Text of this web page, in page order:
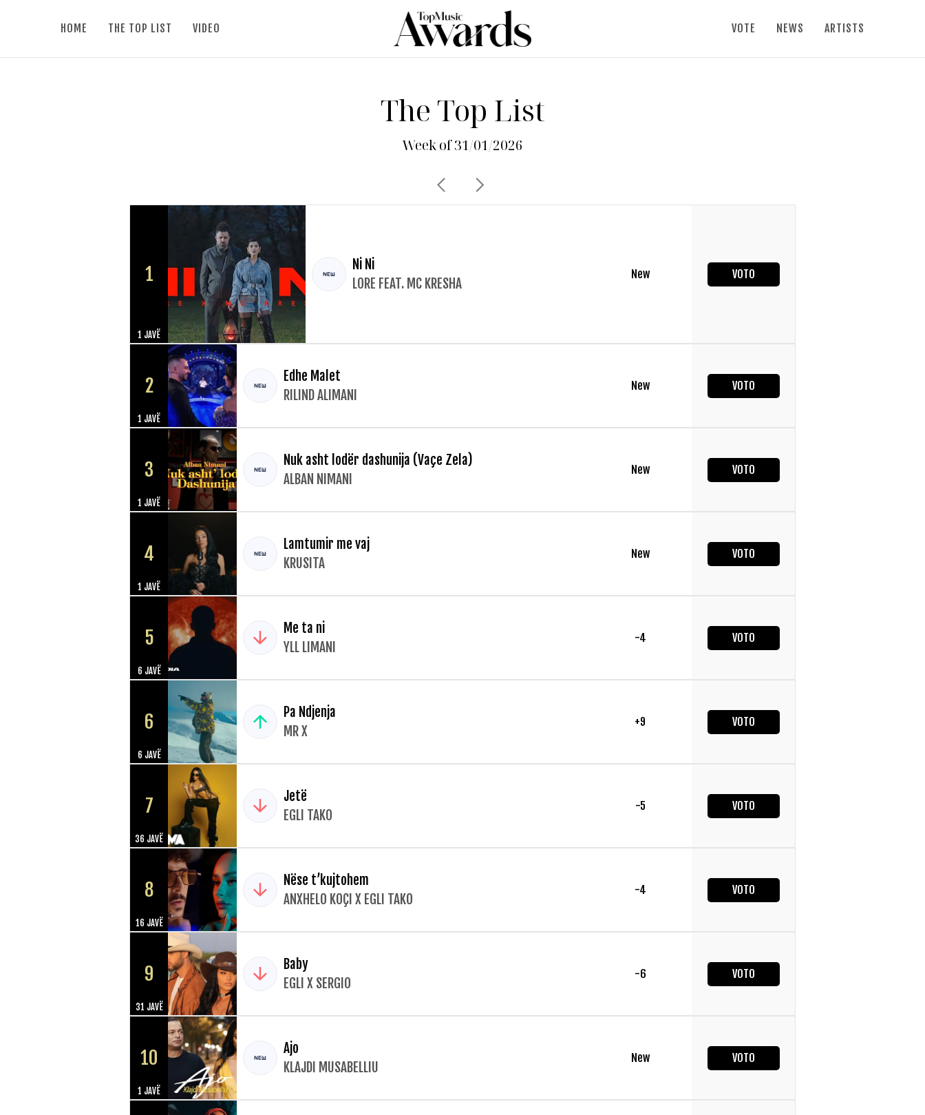
HOME THE TOP LIST VIDEO VOTE NEWS ARTISTS
The Top List
Week of 31/01/2026
1
1 JAVË
Ni Ni
LORE FEAT. MC KRESHA
New VOTO
2
1 JAVË
Edhe Malet
RILIND ALIMANI
New VOTO
3
1 JAVË
Nuk asht lodër dashunija (Vaçe Zela)
ALBAN NIMANI
New VOTO
4
1 JAVË
Lamtumir me vaj
KRUSITA
New VOTO
5
6 JAVË
Me ta ni
YLL LIMANI
-4 VOTO
6
6 JAVË
Pa Ndjenja
MR X
+9 VOTO
7
36 JAVË
Jetë
EGLI TAKO
-5 VOTO
8
16 JAVË
Nëse t’kujtohem
ANXHELO KOÇI X EGLI TAKO
-4 VOTO
9
31 JAVË
Baby
EGLI X SERGIO
-6 VOTO
10
1 JAVË
Ajo
KLAJDI MUSABELLIU
New VOTO